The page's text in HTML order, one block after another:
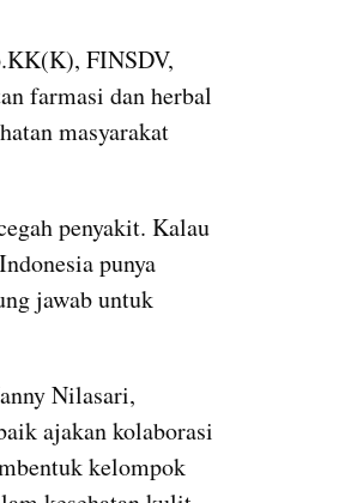
FINSDV,
farmasi dan herbal
masyarakat
penyakit. Kalau
punya
jawab untuk
Nilasari,
ajakan kolaborasi
kelompok